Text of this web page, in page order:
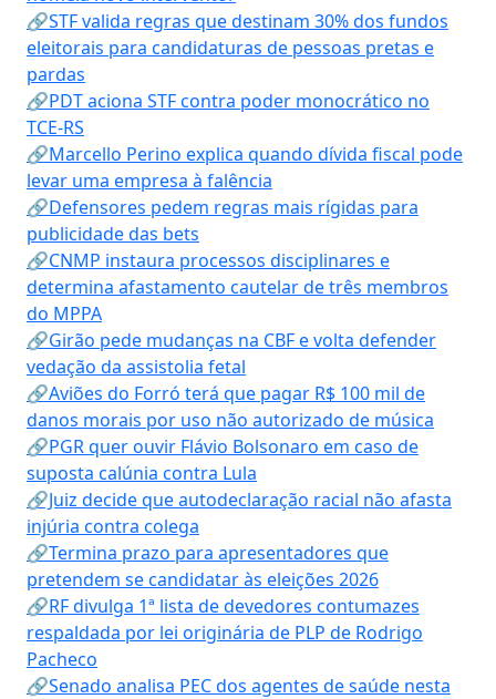
🔗STF valida regras que destinam 30% dos fundos
eleitorais para candidaturas de pessoas pretas e
pardas
🔗PDT aciona STF contra poder monocrático no
TCE-RS
🔗Marcello Perino explica quando dívida fiscal pode
levar uma empresa à falência
🔗Defensores pedem regras mais rígidas para
publicidade das bets
🔗CNMP instaura processos disciplinares e
determina afastamento cautelar de três membros
do MPPA
🔗Girão pede mudanças na CBF e volta defender
vedação da assistolia fetal
🔗Aviões do Forró terá que pagar R$ 100 mil de
danos morais por uso não autorizado de música
🔗PGR quer ouvir Flávio Bolsonaro em caso de
suposta calúnia contra Lula
🔗Juiz decide que autodeclaração racial não afasta
injúria contra colega
🔗Termina prazo para apresentadores que
pretendem se candidatar às eleições 2026
🔗RF divulga 1ª lista de devedores contumazes
respaldada por lei originária de PLP de Rodrigo
Pacheco
🔗Senado analisa PEC dos agentes de saúde nesta